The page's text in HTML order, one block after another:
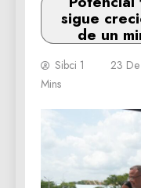
sigue
de un
Sibci 1 23
Mins